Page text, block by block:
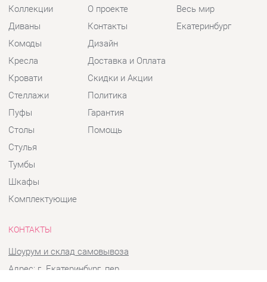
Комоды
Кресла
Кровати
Стеллажи
Пуфы
Столы
Стулья
Тумбы
Шкафы
Комплектующие
Дизайн
Доставка и Оплата
Скидки и Акции
Политика
Гарантия
Помощь
КОНТАКТЫ
Адрес: г. Екатеринбург, пер.
Телефон: +7 (903) 000-00-00